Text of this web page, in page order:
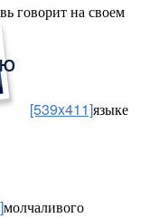
говорит на своем
[539x411]языке
молчаливого